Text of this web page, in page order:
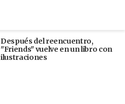
Después del reencuentro,
"Friends" vuelve en un libro con
ilustraciones